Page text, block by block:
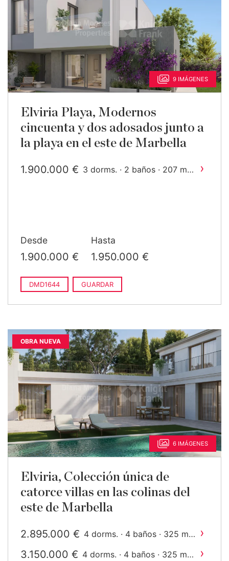
9 IMÁGENES
Elviria Playa, Modernos
cincuenta y dos adosados junto a
la playa en el este de Marbella
1.900.000 € 3 dorms. · 2 baños · 207 m ›
Desde
1.900.000 €
Hasta
1.950.000 €
DMD1644 GUARDAR
OBRA NUEVA
6 IMÁGENES
Elviria, Colección única de
catorce villas en las colinas del
este de Marbella
2.895.000 € 4 dorms. · 4 baños · 325 m ›
3.150.000 € 4 dorms. · 4 baños · 325 m ›